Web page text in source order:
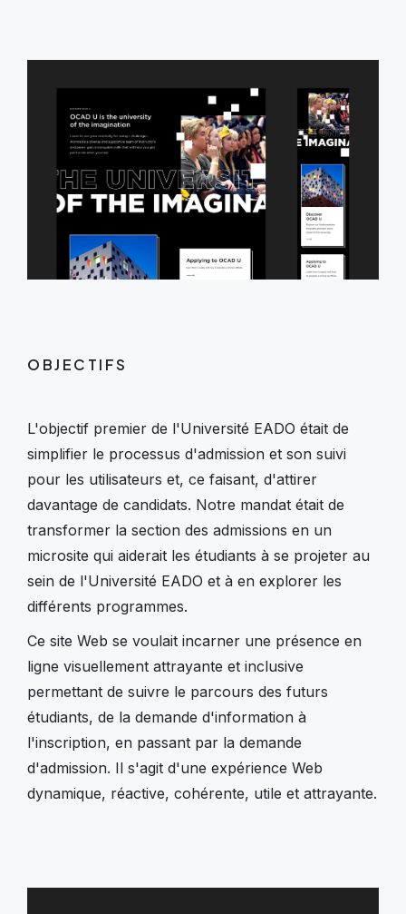
OBJECTIFS
L'objectif premier de l'Université EADO était de
simplifier le processus d'admission et son suivi
pour les utilisateurs et, ce faisant, d'attirer
davantage de candidats. Notre mandat était de
transformer la section des admissions en un
microsite qui aiderait les étudiants à se projeter au
sein de l'Université EADO et à en explorer les
différents programmes.
Ce site Web se voulait incarner une présence en
ligne visuellement attrayante et inclusive
permettant de suivre le parcours des futurs
étudiants, de la demande d'information à
l'inscription, en passant par la demande
d'admission. Il s'agit d'une expérience Web
dynamique, réactive, cohérente, utile et attrayante.